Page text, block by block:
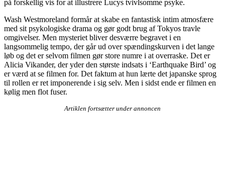
på forskellig vis for at illustrere Lucys tvivlsomme psyke.
Wash Westmoreland formår at skabe en fantastisk intim atmosfære
med sit psykologiske drama og gør godt brug af Tokyos travle
omgivelser. Men mysteriet bliver desværre begravet i en
langsommelig tempo, der går ud over spændingskurven i det lange
løb og det er selvom filmen gør store numre i at overraske. Det er
Alicia Vikander, der yder den største indsats i ‘Earthquake Bird’ og
er værd at se filmen for. Det faktum at hun lærte det japanske sprog
til rollen er ret imponerende i sig selv. Men i sidst ende er filmen en
kølig men flot fuser.
Artiklen fortsætter under annoncen